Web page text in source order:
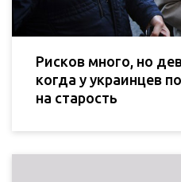
Рисков много, но
когда у украинцев
на старость